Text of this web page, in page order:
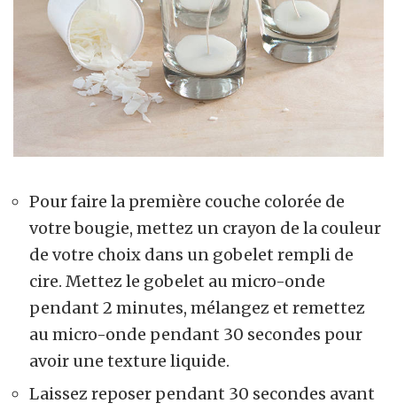
Pour faire la première couche colorée de
votre bougie, mettez un crayon de la couleur
de votre choix dans un gobelet rempli de
cire. Mettez le gobelet au micro-onde
pendant 2 minutes, mélangez et remettez
au micro-onde pendant 30 secondes pour
avoir une texture liquide.
Laissez reposer pendant 30 secondes avant